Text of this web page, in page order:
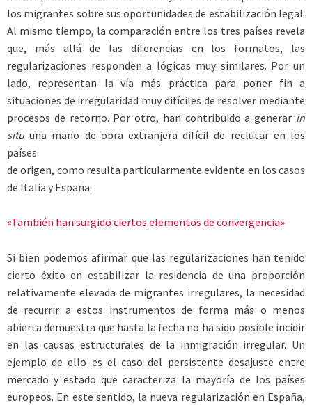
los migrantes sobre sus oportunidades de estabilización legal.
Al mismo tiempo, la comparación entre los tres países revela
que, más allá de las diferencias en los formatos, las
regularizaciones responden a lógicas muy similares. Por un
lado, representan la vía más práctica para poner fin a
situaciones de irregularidad muy difíciles de resolver mediante
procesos de retorno. Por otro, han contribuido a generar in
situuna mano de obra extranjera difícil de reclutar en los
países
de origen, como resulta particularmente evidente en los casos
de Italia y España.
«También han surgido ciertos elementos de convergencia»
Si bien podemos afirmar que las regularizaciones han tenido
cierto éxito en estabilizar la residencia de una proporción
relativamente elevada de migrantes irregulares, la necesidad
de recurrir a estos instrumentos de forma más o menos
abierta demuestra que hasta la fecha no ha sido posible incidir
en las causas estructurales de la inmigración irregular. Un
ejemplo de ello es el caso del persistente desajuste entre
mercado y estado que caracteriza la mayoría de los países
europeos. En este sentido, la nueva regularización en España,